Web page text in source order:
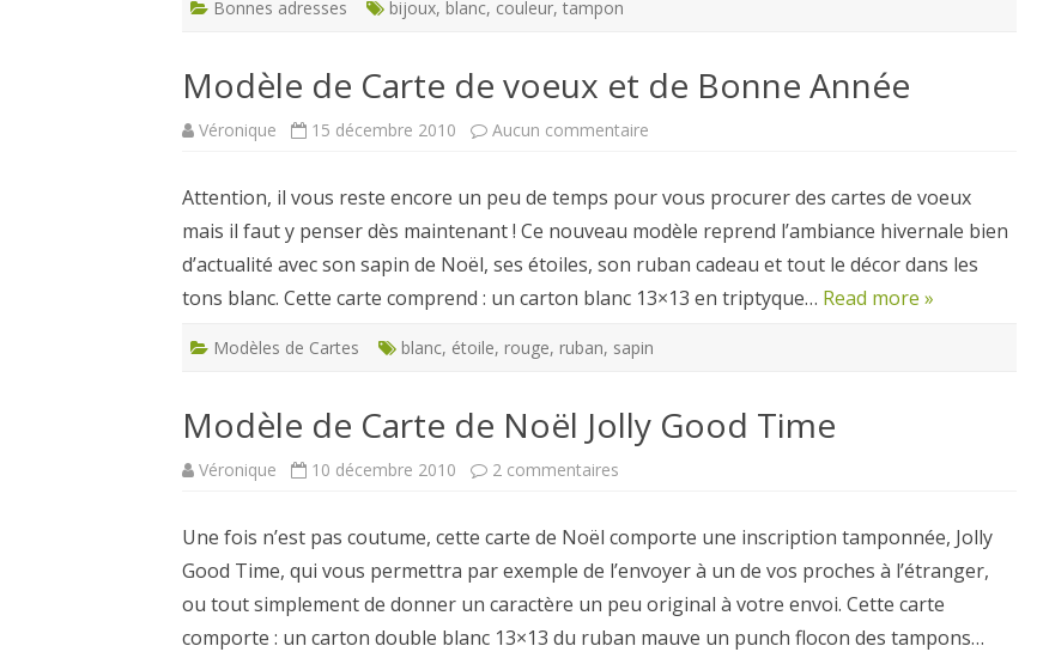
Bonnes adresses bijoux, blanc, couleur, tampon
Modèle de Carte de voeux et de Bonne Année
Véronique 15 décembre 2010 Aucun commentaire
de
voeux
et
de
Bonne
Année
Attention, il vous reste encore un peu de temps pour vous procurer des cartes de voeux
mais il faut y penser dès maintenant ! Ce nouveau modèle reprend l’ambiance hivernale bien
d’actualité avec son sapin de Noël, ses étoiles, son ruban cadeau et tout le décor dans les
tons blanc. Cette carte comprend : un carton blanc 13×13 en triptyque… Read more »
Modèles de Cartes blanc, étoile, rouge, ruban, sapin
Modèle de Carte de Noël Jolly Good Time
Véronique 10 décembre 2010 2 commentaires
de
Noël
Jolly
Good
Time
Une fois n’est pas coutume, cette carte de Noël comporte une inscription tamponnée, Jolly
Good Time, qui vous permettra par exemple de l’envoyer à un de vos proches à l’étranger,
ou tout simplement de donner un caractère un peu original à votre envoi. Cette carte
comporte : un carton double blanc 13×13 du ruban mauve un punch flocon des tampons…